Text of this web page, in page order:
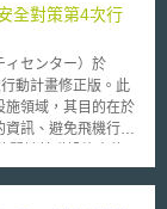
準；二、建立可驅
名國家
其具有監督路線圖
行國際研
例運用之解決方案。
全對策第4次行
センター）於
動計畫修正版。此
施領域，其目的在於
訊、避免飛機行李
保機場資訊安全的